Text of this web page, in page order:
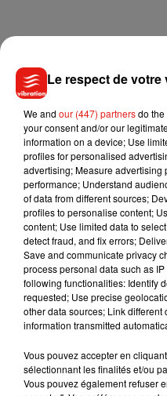
Cette soirée exceptionnelle
les prestations de Roméo
Philippine, avant de se
Gourmands ! Ce dernier a
morceaux, dont son plus
chanceux avaient d’ailleurs
plus tôt, de rencontrer le trio
par le Tour Vibration etLa
Revivez la soirée en
Le Tour Vibration se
encore à prévoir, ce jeudi 26
28 septembreà Orléans.
Le respect de
We and our (447) partnersdo
your consent and/or our
information on a device; Use
profiles for personalised
advertising; Measure advertising
performance; Understand
of data from different sources;
profiles to personalise content;
content; Use limited data to
detect fraud, and fix errors;
Save and communicate privacy
process personal data such as
following functionalities: Identify
requested; Use precise
other data sources; Link
information transmitted
Vous pouvez accepter en
sélectionnant les finalités et/ou
Vous pouvez également refuser